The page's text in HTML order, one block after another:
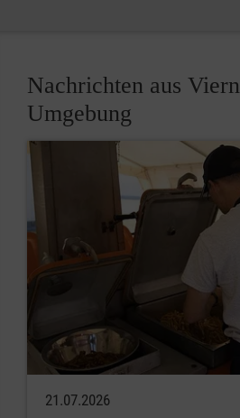
Nachrichten aus
Umgebung
21.07.2026